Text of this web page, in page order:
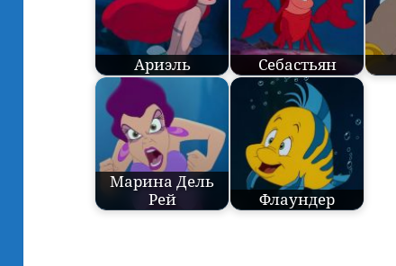
Ариэль Себастьян
Марина Дель
Рей
Флаундер